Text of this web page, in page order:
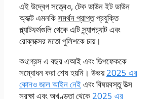
এই উদ্বেগ সত্ত্বেও, টেক ডাউন ইট ডাউন
অ্যাক্ট এমনকিসমর্থন প্রাপ্তপ্রযুক্তি
প্ল্যাটফর্মগুলি থেকে এটি স্ন্যাপচ্যাট এবং
রোব্লক্সের মতো পুলিশকে চায়।
কংগ্রেস এ বছর এআই এবং ডিপফেককে
সম্বোধন করা শেষ হয়নি। উভয়2025 এর
কোনও জাল আইন নেইএবং বিষয়বস্তু উত্স
সুরক্ষা এবং অখণ্ডতা থেকে 2025 এর